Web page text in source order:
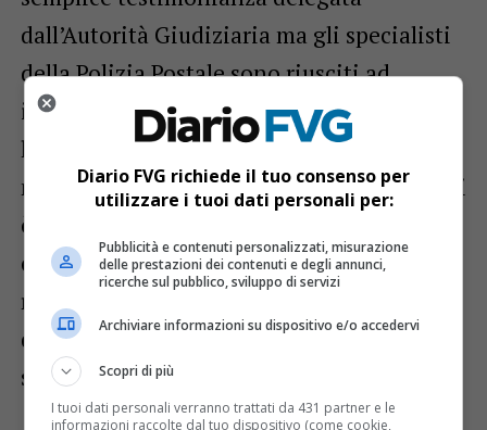
dall’Autorità Giudiziaria ma gli specialisti
della Polizia Postale sono riusciti ad
individuare dei file pedopornografici che
l’indagato non aveva fatto in tempo a
nascondere dal proprio smartphone. Da qui
è scattata la perquisizione e il
conseguente arresto in conseguenza del
rinvenimento di migliaia di file illeciti sui
dispositivi informatici in uso all’indagato
stesso.
Diario FVG richiede il tuo consenso per
utilizzare i tuoi dati personali per:
Pubblicità e contenuti personalizzati, misurazione
delle prestazioni dei contenuti e degli annunci,
ricerche sul pubblico, sviluppo di servizi
Archiviare informazioni su dispositivo e/o accedervi
Scopri di più
I tuoi dati personali verranno trattati da 431 partner e le
informazioni raccolte dal tuo dispositivo (come cookie,